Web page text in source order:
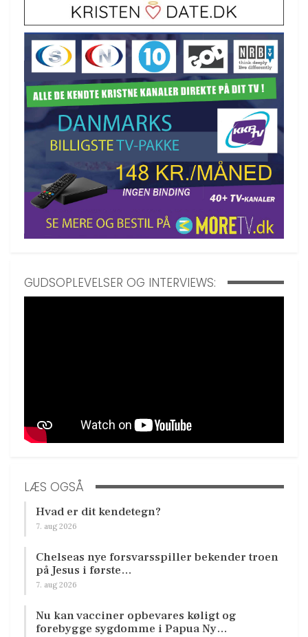
GUDSOPLEVELSER OG INTERVIEWS:
LÆS OGSÅ
Hvad er dit kendetegn?
7. aug 2026
Chelseas nye forsvarsspiller bekender troen
på Jesus i første…
7. aug 2026
Nu kan vacciner opbevares køligt og
forebygge sygdomme i Papua Ny…